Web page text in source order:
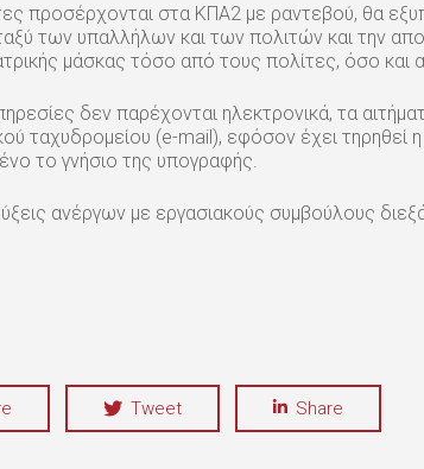
προσέρχονται στα ΚΠΑ2 με ραντεβού, θα
των υπαλλήλων και των πολιτών και την
μάσκας τόσο από τους πολίτες, όσο
δεν παρέχονται ηλεκτρονικά, τα
ταχυδρομείου (e-mail), εφόσον έχει τηρηθεί
το γνήσιο της υπογραφής.
ανέργων με εργασιακούς συμβούλους
Tweet Share